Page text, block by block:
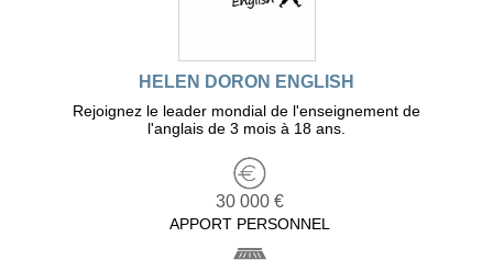
HELEN DORON ENGLISH
Rejoignez le leader mondial de l'enseignement de
l'anglais de 3 mois à 18 ans.
30 000 €
APPORT PERSONNEL